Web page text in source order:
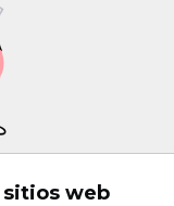
sitios web